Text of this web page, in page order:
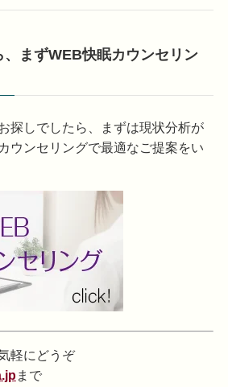
まずWEB快眠カウンセリン
探しでしたら、まずは現状分析が
ウンセリングで最適なご提案をい
軽にどうぞ
まで